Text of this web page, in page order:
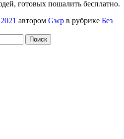
готовых пошалить бесплатно.
автором Gwp в рубрике Без